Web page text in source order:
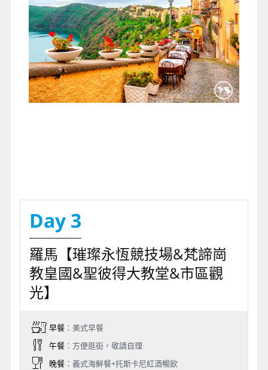
Day 3
羅馬【璀璨永恆競技場&梵諦崗
教皇國&聖彼得大教堂&市區觀
光】
早餐：美式早餐
午餐：方便逛街，敬請自理
晚餐：義式海鮮餐+托斯卡尼紅酒暢飲